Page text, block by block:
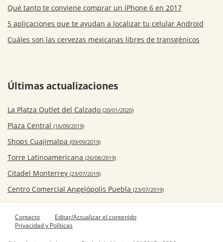
Qué tanto te conviene comprar un iPhone 6 en 2017
5 aplicaciones que te ayudan a localizar tu celular Android
Cuáles son las cervezas mexicanas libres de transgénicos
Últimas actualizaciones
La Platza Outlet del Calzado (20/01/2020)
Plaza Central (16/09/2019)
Shops Cuajimalpa (09/09/2019)
Torre Latinoamericana (26/08/2019)
Citadel Monterrey (23/07/2019)
Centro Comercial Angelópolis Puebla (23/07/2019)
Contacto
Editar/Actualizar el contenido
Privacidad y Políticas